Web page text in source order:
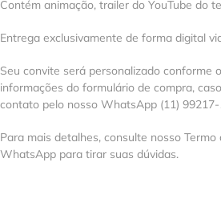
Contém animação, trailer do YouTube do
Entrega exclusivamente de forma digital
Seu convite será personalizado conforme
informações do formulário de compra,
contato pelo nosso WhatsApp (11)
Para mais detalhes, consulte nosso
WhatsApp para tirar suas dúvidas.